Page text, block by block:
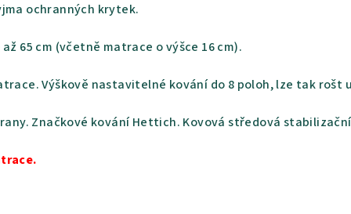
ochranných krytek.
65 cm (včetně matrace o výšce 16 cm).
Výškově nastavitelné kování do 8 poloh, lze tak rošt
Značkové kování Hettich. Kovová středová